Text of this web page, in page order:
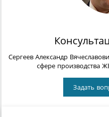
Сергеев Александр
сфере производства
Задать